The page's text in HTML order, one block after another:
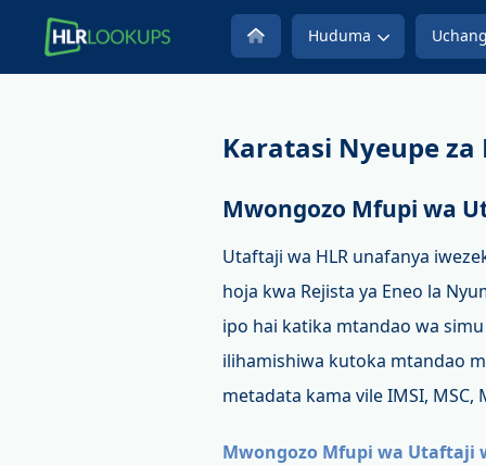
Huduma
Karatasi Nyeupe za
Mwongozo Mfupi wa
Utaftaji wa HLR unafanya
hoja kwa Rejista ya Eneo la
ipo hai katika mtandao wa
ilihamishiwa kutoka mtandao
metadata kama vile IMSI, MSC,
Mwongozo Mfupi wa Utaftaji